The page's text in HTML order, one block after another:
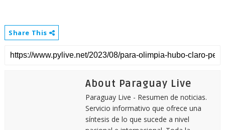
Share This
About Paraguay Live
Paraguay Live - Resumen de noticias.
Servicio informativo que ofrece una
síntesis de lo que sucede a nivel